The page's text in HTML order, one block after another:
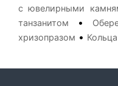
с ювелирными
танзанитом
•
хризопразом •